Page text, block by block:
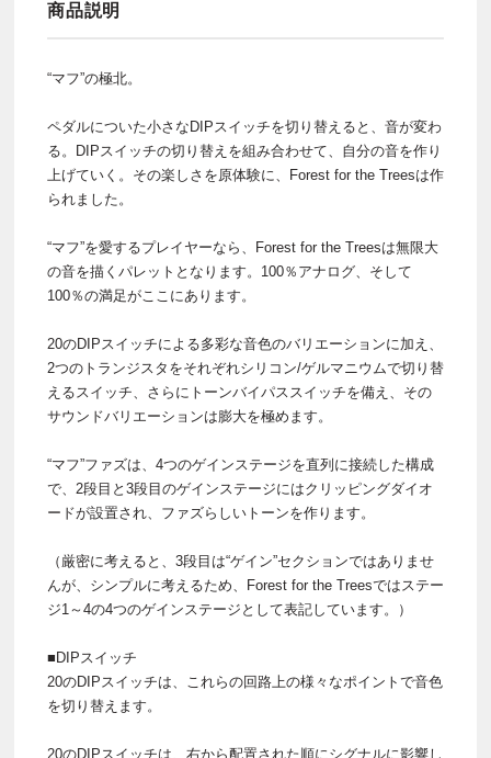
商品説明
“マフ”の極北。
ペダルについた小さなDIPスイッチを切り替えると、音が変わ
る。DIPスイッチの切り替えを組み合わせて、自分の音を作り
上げていく。その楽しさを原体験に、Forest for the Treesは作
られました。
“マフ”を愛するプレイヤーなら、Forest for the Treesは無限大
の音を描くパレットとなります。100％アナログ、そして
100％の満足がここにあります。
20のDIPスイッチによる多彩な音色のバリエーションに加え、
2つのトランジスタをそれぞれシリコン/ゲルマニウムで切り替
えるスイッチ、さらにトーンバイパススイッチを備え、その
サウンドバリエーションは膨大を極めます。
“マフ”ファズは、4つのゲインステージを直列に接続した構成
で、2段目と3段目のゲインステージにはクリッピングダイオ
ードが設置され、ファズらしいトーンを作ります。
（厳密に考えると、3段目は“ゲイン”セクションではありませ
んが、シンプルに考えるため、Forest for the Treesではステー
ジ1～4の4つのゲインステージとして表記しています。）
■DIPスイッチ
20のDIPスイッチは、これらの回路上の様々なポイントで音色
を切り替えます。
20のDIPスイッチは、右から配置された順にシグナルに影響し